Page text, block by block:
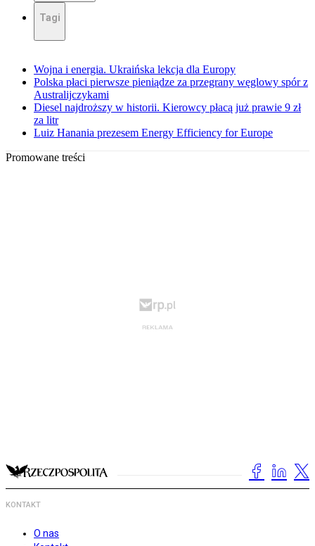
Tagi
Wojna i energia. Ukraińska lekcja dla Europy
Polska płaci pierwsze pieniądze za przegrany węglowy spór z
Australijczykami
Diesel najdroższy w historii. Kierowcy płacą już prawie 9 zł
za litr
Luiz Hanania prezesem Energy Efficiency for Europe
Promowane treści
KONTAKT
O nas